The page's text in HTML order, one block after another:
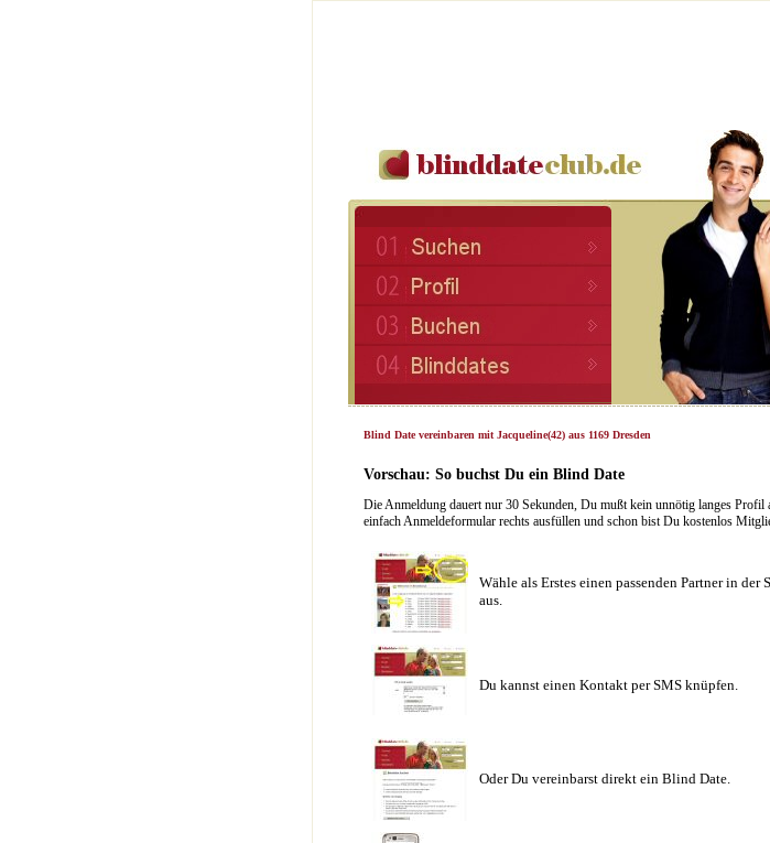
Blind Date vereinbaren mit Jacqueline(42) aus 1169 Dresden
Vorschau: So buchst Du ein Blind Date
Die Anmeldung dauert nur 30 Sekunden, Du mußt kein unnötig langes Profil
einfach Anmeldeformular rechts ausfüllen und schon bist Du kostenlos
Wähle als Erstes einen passenden Partner in der
aus.
Du kannst einen Kontakt per SMS knüpfen.
Oder Du vereinbarst direkt ein Blind Date.